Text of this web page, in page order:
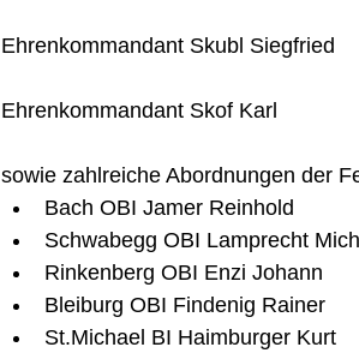
Ehrenkommandant Skubl Siegfried
Ehrenkommandant Skof Karl
sowie zahlreiche Abordnungen der
Bach OBI Jamer Reinhold
Schwabegg OBI Lamprecht
Rinkenberg OBI Enzi Johann
Bleiburg OBI Findenig Rainer
St.Michael BI Haimburger Kurt